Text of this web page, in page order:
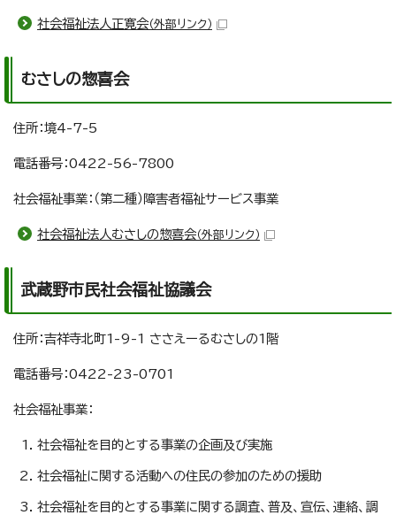
社会福祉法人正寛会（外部リンク）
むさしの惣喜会
住所：境4-7-5
電話番号：0422-56-7800
社会福祉事業：（第二種）障害者福祉サービス事業
社会福祉法人むさしの惣喜会（外部リンク）
武蔵野市民社会福祉協議会
住所：吉祥寺北町1-9-1 ささえーるむさしの1階
電話番号：0422-23-0701
社会福祉事業：
社会福祉を目的とする事業の企画及び実施
社会福祉に関する活動への住民の参加のための援助
社会福祉を目的とする事業に関する調査、普及、宣伝、連絡、調